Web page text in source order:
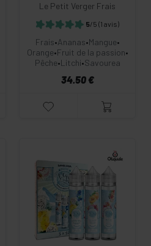
Le Petit Verger Frais
5/5 (1 avis)
Frais•Ananas•Mangue•
Orange•Fruit de la passion•
Pêche•Litchi•Savourea
34.50 €